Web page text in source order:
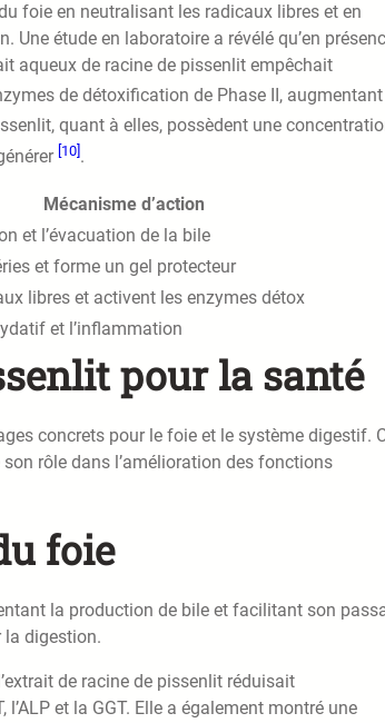
foie en neutralisant les radicaux libres et en
étude en laboratoire a révélé qu’en
aqueux de racine de pissenlit empêchait
de détoxification de Phase II, augmentant
quant à elles, possèdent une
[10] .
Mécanisme d’action
et l’évacuation de la bile
et forme un gel protecteur
libres et activent les enzymes détox
et l’inflammation
pour la santé
concrets pour le foie et le système digestif.
rôle dans l’amélioration des fonctions
foie
la production de bile et facilitant son
la digestion.
de racine de pissenlit réduisait
et la GGT. Elle a également montré une